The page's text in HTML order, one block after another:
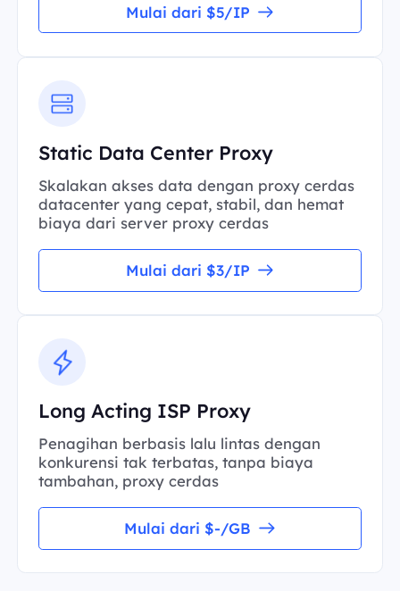
Mulai dari $5/IP
Static Data Center Proxy
Skalakan akses data dengan proxy cerdas
datacenter yang cepat, stabil, dan hemat
biaya dari server proxy cerdas
Mulai dari $3/IP
Long Acting ISP Proxy
Penagihan berbasis lalu lintas dengan
konkurensi tak terbatas, tanpa biaya
tambahan, proxy cerdas
Mulai dari $-/GB